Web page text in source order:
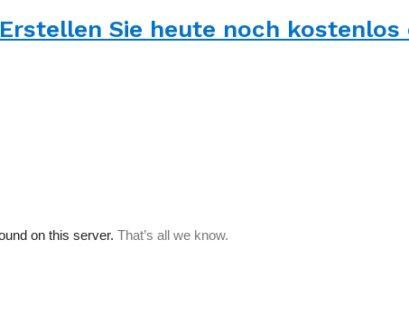
Erstellen Sie heute noch